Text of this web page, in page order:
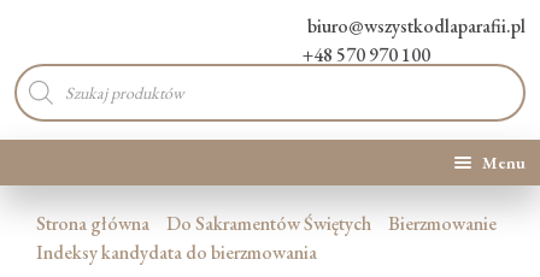
biuro@wszystkodlaparafii.pl
+48 570 970 100
Wyszukiwarka
produktów
Menu
Kategorie produktów
Strona główna Do Sakramentów Świętych
Bierzmowanie
Indeksy kandydata do bierzmowania